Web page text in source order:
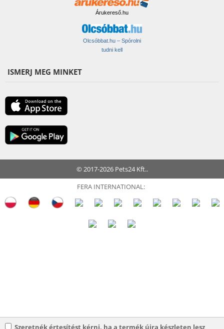
Szeretnék értesítést kérni, ha a termék újra készleten lesz
Árukereső.hu
Olcsóbbat.hu – Spórolni
tudni kell
ISMERJ MEG MINKET
© 2017-2026 Pets24 Kft..
FERA INTERNATIONAL: